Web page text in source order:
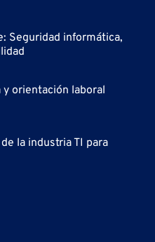
Seguridad informática,
orientación laboral
la industria TI para